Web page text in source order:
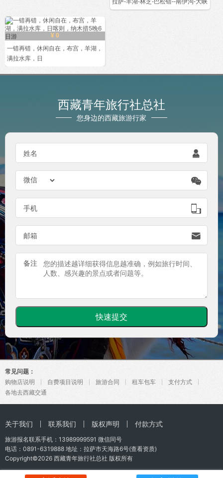
拉萨-羊湖-林芝-巴松错--南伊沟-大峡
¥ 0
一错再错，休闲自在，布宫，羊湖，
满拉水库，日
西藏青年旅行社总社
您身边的西藏旅游行家
姓名 

手机 
邮箱 
备注
常见问题：
购物店说明
自费项目说明 旅游合同 租车包车
支付方式
各地去西藏交通
关于我们 联系我们 版权声明 付款方式
旅游报名联系手机： 13989999591 微信同号
电话：0891-6319888 地址：拉萨市天海路6号(查看资质)
Copyright©2026 西藏青年旅行社总社 版权所有